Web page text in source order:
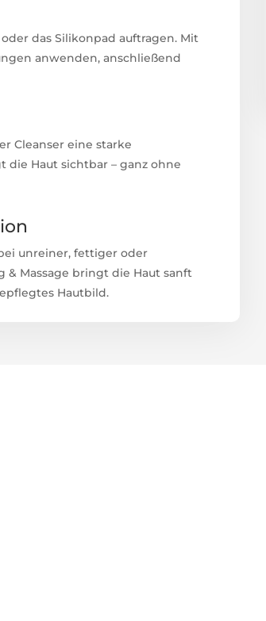
das Silikonpad auftragen. Mit
anwenden, anschließend
Cleanser eine starke
Haut sichtbar – ganz ohne
unreiner, fettiger oder
& Massage bringt die Haut sanft
Hautbild.